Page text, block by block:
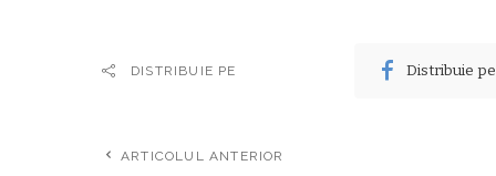
DISTRIBUIE PE Distribuie
ARTICOLUL ANTERIOR